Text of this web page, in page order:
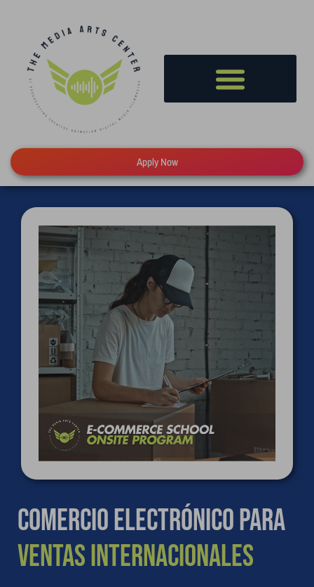
Apply Now
Comercio electrónico para
suscripciones